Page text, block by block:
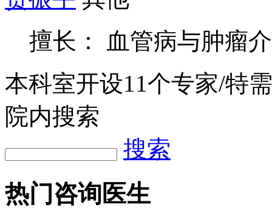
擅长： 血管病与肿瘤
本科室开设11个专家/特
院内搜索
搜索
热门咨询医生